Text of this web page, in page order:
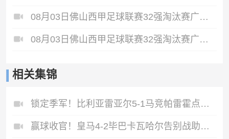
08月03日佛山西甲足球联赛32强淘汰赛广东客家青年VS广州英华思力U17全场录像
08月03日佛山西甲足球联赛32强淘汰赛广东凤铝VS湛江八部科技全场录像
相关集锦
锁定季军！比利亚雷亚尔5-1马竞帕雷霍点射佩雷斯两射一传
赢球收官！皇马4-2毕巴卡瓦哈尔告别战助攻姆巴佩贝林厄姆破门